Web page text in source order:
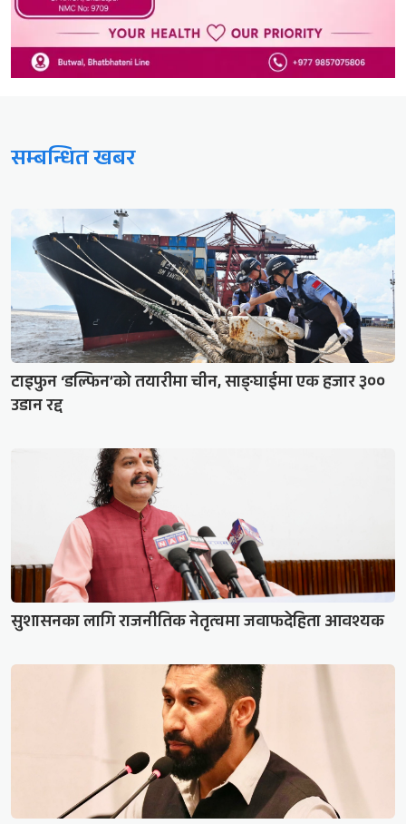
सम्बन्धित खबर
टाइफुन ‘डल्फिन’को तयारीमा चीन, साङ्घाईमा एक हजार ३००
उडान रद्द
सुशासनका लागि राजनीतिक नेतृत्वमा जवाफदेहिता आवश्यक